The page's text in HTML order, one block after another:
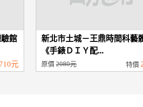
館
元
新北市土城－王鼎時間科藝
《手錶ＤＩＹ配...
原價2080元 特價